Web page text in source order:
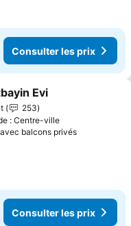
Consulter les prix
à mes favoris
Evi
253
: Centre-ville
balcons privésConsulter
Consulter les prix